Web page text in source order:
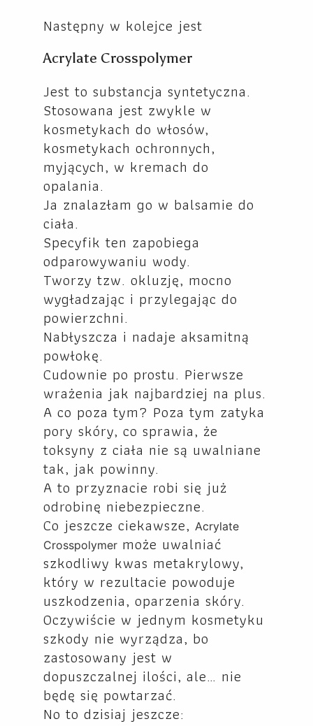
Następny w kolejce jest
Acrylate Crosspolymer
Jest to substancja syntetyczna.
Stosowana jest zwykle w
kosmetykach do włosów,
kosmetykach ochronnych,
myjących, w kremach do
opalania.
Ja znalazłam go w balsamie do
ciała.
Specyfik ten zapobiega
odparowywaniu wody.
Tworzy tzw. okluzję, mocno
wygładzając i przylegając do
powierzchni.
Nabłyszcza i nadaje aksamitną
powłokę.
Cudownie po prostu. Pierwsze
wrażenia jak najbardziej na plus.
A co poza tym? Poza tym zatyka
pory skóry, co sprawia, że
toksyny z ciała nie są uwalniane
tak, jak powinny.
A to przyznacie robi się już
odrobinę niebezpieczne.
Co jeszcze ciekawsze,Acrylate
Crosspolymer może uwalniać
szkodliwy kwas metakrylowy,
który w rezultacie powoduje
uszkodzenia, oparzenia skóry.
Oczywiście w jednym kosmetyku
szkody nie wyrządza, bo
zastosowany jest w
dopuszczalnej ilości, ale… nie
będę się powtarzać.
No to dzisiaj jeszcze: